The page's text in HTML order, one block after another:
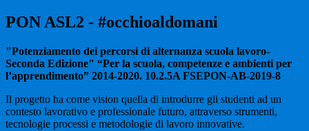
PON ASL2 - #occhioaldomani
"Potenziamento dei percorsi di alternanza scuola lavoro-
Seconda Edizione" “Per la scuola, competenze e ambienti per
l’apprendimento” 2014-2020. 10.2.5A FSEPON-AB-2019-8
Il progetto ha come vision quella di introdurre gli studenti ad un
contesto lavorativo e professionale futuro, attraverso strumenti,
tecnologie processi e metodologie di lavoro innovative.